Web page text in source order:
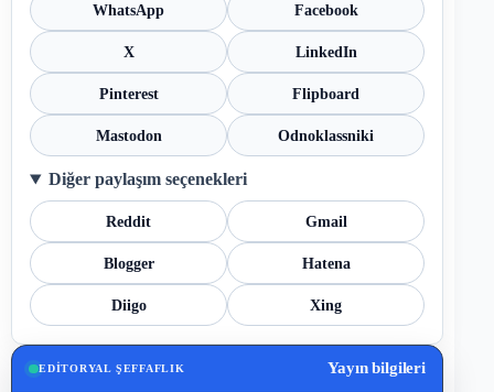
WhatsApp Facebook
X LinkedIn
Pinterest Flipboard
Mastodon Odnoklassniki
Diğer paylaşım seçenekleri
Reddit Gmail
Blogger Hatena
Diigo Xing
EDITORYAL ŞEFFAFLIK Yayın bilgileri